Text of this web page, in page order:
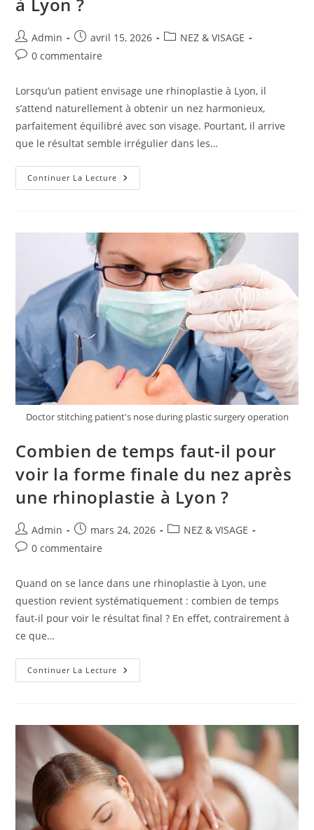
Auteur/autrice
de
Admin
Publication
publiée :
avril 15, 2026
PostNEZ & VISAGE
Commentaires
la
publication :
0 commentaire
Lorsqu’un patient envisage une rhinoplastie à Lyon, il
s’attend naturellement à obtenir un nez harmonieux,
parfaitement équilibré avec son visage. Pourtant, il arrive
que le résultat semble irrégulier dans les…
Continuer La Lecture Pourquoi
Le
Irrégulier
Une
Rhinoplastie
À
Lyon
Doctor stitching patient's nose during plastic surgery operation
Combien de temps faut-il pour
voir la forme finale du nez après
une rhinoplastie à Lyon ?
Auteur/autrice
de
Admin
Publication
publiée :
mars 24, 2026
PostNEZ & VISAGE
Commentaires
la
publication :
0 commentaire
Quand on se lance dans une rhinoplastie à Lyon, une
question revient systématiquement : combien de temps
faut-il pour voir le résultat final ? En effet, contrairement à
ce que…
Continuer La Lecture Combien
De
Voir
La
Forme
Finale
Du
Nez
Après
Une
Rhinoplastie
Lyon